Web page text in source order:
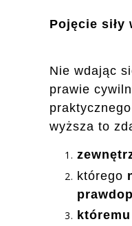
Pojęcie siły
Nie wdając
prawie
wyższa to
którego